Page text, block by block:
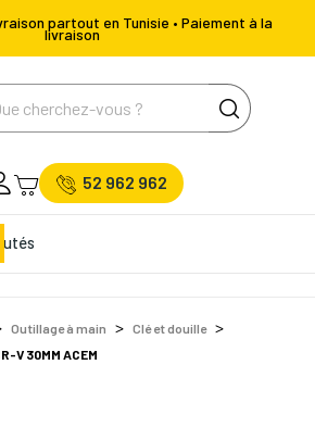
partout en Tunisie • Paiement à la
livraison
52 962 962
Outillage à main
Clé et douille
V 30MM ACEM